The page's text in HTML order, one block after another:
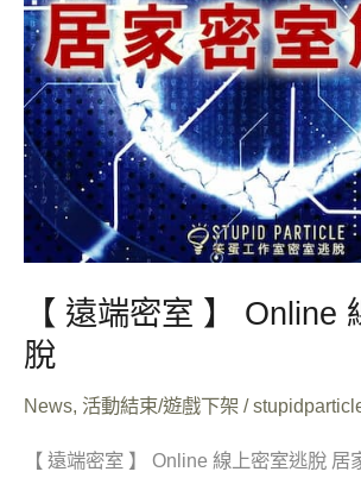
【 遠端密室 】 Online
脫
News, 活動結束/遊戲下架 /
【 遠端密室 】 Online 線上密室逃脫 居
Online
線
上
密
室
逃
脫